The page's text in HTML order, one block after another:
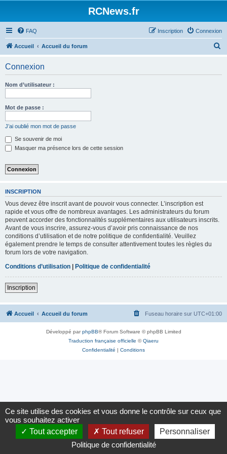
RCNews.fr
FAQ Connexion
Inscription
Accueil Accueil du forum
Connexion
Nom d’utilisateur :
Mot de passe :
J’ai oublié mon mot de passe
Se souvenir de moi
Masquer ma présence lors de cette session
INSCRIPTION
Vous devez être inscrit avant de pouvoir vous connecter. L’inscription est
rapide et vous offre de nombreux avantages. Les administrateurs du forum
peuvent accorder des fonctionnalités supplémentaires aux utilisateurs inscrits.
Avant de vous inscrire, assurez-vous d’avoir pris connaissance de nos
conditions d’utilisation et de notre politique de confidentialité. Veuillez
également prendre le temps de consulter attentivement toutes les règles du
forum lors de votre navigation.
Conditions d’utilisation | Politique de confidentialité
Inscription
Accueil Accueil du forum Fuseau horaire sur UTC+01:00
Développé parphpBB® Forum Software © phpBB Limited
Traduction française officielle ©Qiaeru
Confidentialité | Conditions
Panneau de gestion des cookies
Ce site utilise des cookies et vous donne le contrôle sur ceux que
vous souhaitez activer
Tout accepter
Tout refuser
Personnaliser
Politique de confidentialité